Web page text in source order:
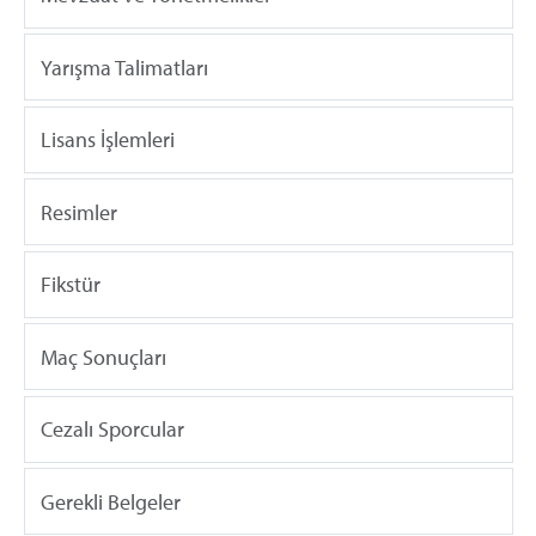
Yarışma Talimatları
Lisans İşlemleri
Resimler
Fikstür
Maç Sonuçları
Cezalı Sporcular
Gerekli Belgeler